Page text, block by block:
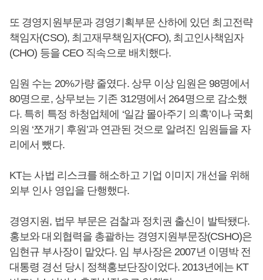
또 경영지원부문과 경영기획부문 산하에 있던 최고전략
책임자(CSO), 최고재무책임자(CFO), 최고인사책임자
(CHO) 등을 CEO 직속으로 배치했다.
임원 수는 20%가량 줄였다. 상무 이상 임원은 98명에서
80명으로, 상무보는 기존 312명에서 264명으로 감소했
다. 특히 특정 하청업체에 ‘일감 몰아주기 의혹’이나 국회
의원 ‘쪼개기 후원’과 연관된 것으로 알려진 임원들을 자
리에서 뺐다.
KT는 사법 리스크를 해소하고 기업 이미지 개선을 위해
외부 인사 영입을 단행했다.
경영지원, 법무 부문은 검찰과 정치권 출신이 발탁됐다.
홍보와 대외협력을 총괄하는 경영지원부문장(CSHO)은
임현규 부사장이 맡았다. 임 부사장은 2007년 이명박 전
대통령 경선 당시 정책홍보단장이었다. 2013년에는 KT